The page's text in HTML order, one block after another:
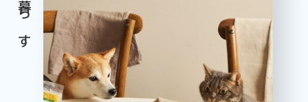
飲む
暮らす